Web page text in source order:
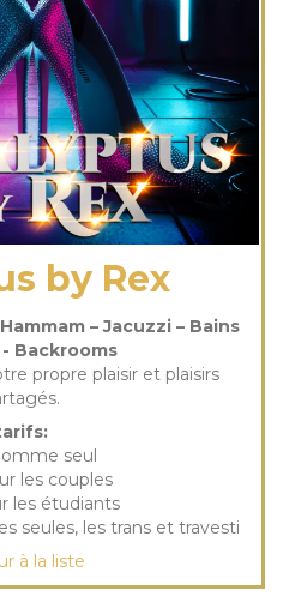
by Rex
– Jacuzzi – Bains
Backrooms
propre plaisir et plaisirs
seul
les couples
les étudiants
seules, les trans et travesti
à la liste